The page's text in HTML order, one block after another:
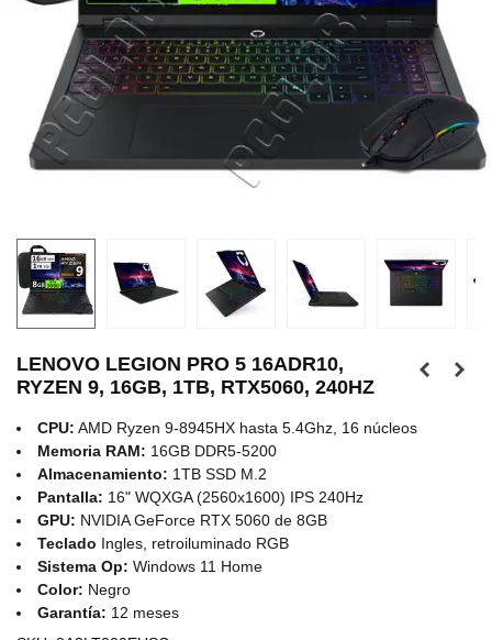
LENOVO LEGION PRO 5 16ADR10,
RYZEN 9, 16GB, 1TB, RTX5060, 240HZ
CPU: AMD Ryzen 9-8945HX hasta 5.4Ghz, 16 núcleos
Memoria RAM: 16GB DDR5-5200
Almacenamiento: 1TB SSD M.2
Pantalla: 16" WQXGA (2560x1600) IPS 240Hz
GPU: NVIDIA GeForce RTX 5060 de 8GB
Teclado Ingles, retroiluminado RGB
Sistema Op: Windows 11 Home
Color: Negro
Garantía: 12 meses